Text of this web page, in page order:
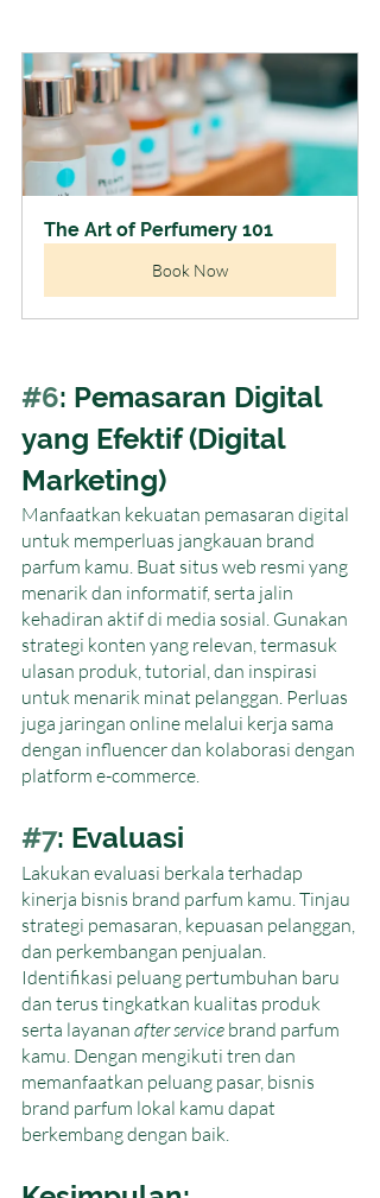
The Art of Perfumery 101
Book Now
#6: Pemasaran Digital
yang Efektif (Digital
Marketing)
Manfaatkan kekuatan pemasaran digital
untuk memperluas jangkauan brand
parfum kamu. Buat situs web resmi yang
menarik dan informatif, serta jalin
kehadiran aktif di media sosial. Gunakan
strategi konten yang relevan, termasuk
ulasan produk, tutorial, dan inspirasi
untuk menarik minat pelanggan. Perluas
juga jaringan online melalui kerja sama
dengan influencer dan kolaborasi dengan
platform e-commerce.
#7: Evaluasi
Lakukan evaluasi berkala terhadap
kinerja bisnis brand parfum kamu. Tinjau
strategi pemasaran, kepuasan pelanggan,
dan perkembangan penjualan.
Identifikasi peluang pertumbuhan baru
dan terus tingkatkan kualitas produk
serta layanan after service brand parfum
kamu. Dengan mengikuti tren dan
memanfaatkan peluang pasar, bisnis
brand parfum lokal kamu dapat
berkembang dengan baik.